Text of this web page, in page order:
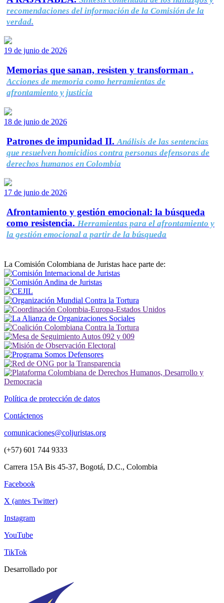
recomendaciones del información de la Comisión de la
verdad.
19 de junio de 2026
Memorias que sanan, resisten y transforman .
Acciones de memoria como herramientas de
afrontamiento y justicia
18 de junio de 2026
Patrones de impunidad II. Análisis de las sentencias
que resuelven homicidios contra personas defensoras de
derechos humanos en Colombia
17 de junio de 2026
Afrontamiento y gestión emocional: la búsqueda
como resistencia. Herramientas para el afrontamiento y
la gestión emocional a partir de la búsqueda
La Comisión Colombiana de Juristas hace parte de:
Política de protección de datos
Contáctenos
comunicaciones@coljuristas.org
(+57) 601 744 9333
Carrera 15A Bis 45-37, Bogotá, D.C., Colombia
Facebook
X (antes Twitter)
Instagram
YouTube
TikTok
Desarrollado por